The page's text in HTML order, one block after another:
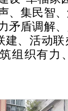
、集民智
矛盾调解
建、活动
组织有力